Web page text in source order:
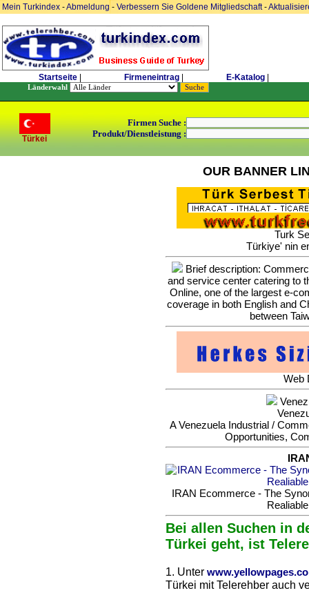
Mein Turkindex -Abmeldung- Verbessern Sie Goldene Mitgliedschaft-
Startseite Firmeneintrag E-Katalog
Länderwahl
Türkei
Firmen Suche :
Produkt/Dienstleistung :
OUR BANNER
Turk
Türkiye' nin
Brief description:
and service center catering to
Online, one of the largest e-
coverage in both English and
between
Web
A Venezuela Industrial /
Opportunities,
IRAN Ecommerce - The
Bei allen Suchen in
Türkei geht, ist
1. Unter
Türkei mit Telerehber auch